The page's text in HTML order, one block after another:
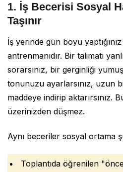
1. İş Becerisi Sosyal
Taşınır
İş yerinde gün boyu
antrenmanıdır. Bir talimatı
sorarsınız, bir gerginliği
tonunuzu ayarlarsınız, uzun
maddeye indirip aktarırsınız.
üzerinizden düşmez.
Aynı beceriler sosyal ortama
Toplantıda öğrenilen